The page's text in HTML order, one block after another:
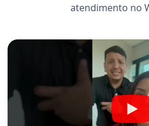
atendimento no